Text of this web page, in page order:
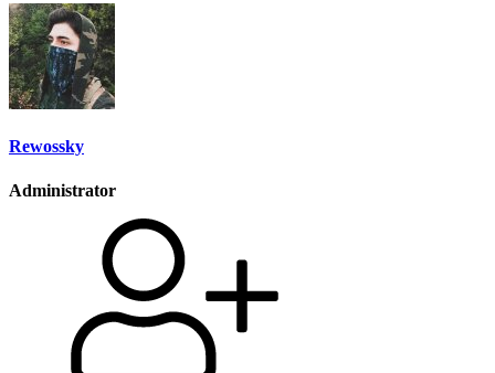
Rewossky
Administrator